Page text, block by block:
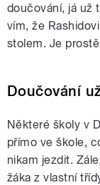
doučování, já už
vím, že
stolem. Je
Doučování
Některé školy v
přímo ve škole,
nikam jezdit.
žáka z vlastní